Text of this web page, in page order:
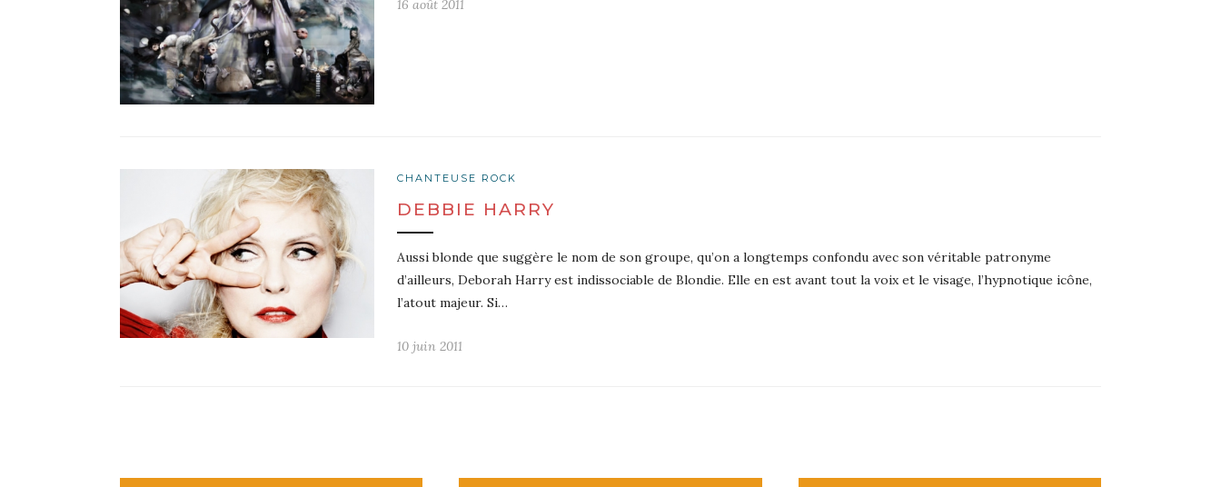
16 août 2011
CHANTEUSE ROCK
DEBBIE HARRY
Aussi blonde que suggère le nom de son groupe, qu’on a longtemps confondu avec son véritable patronyme
d’ailleurs, Deborah Harry est indissociable de Blondie. Elle en est avant tout la voix et le visage, l’hypnotique icône,
l’atout majeur. Si…
10 juin 2011